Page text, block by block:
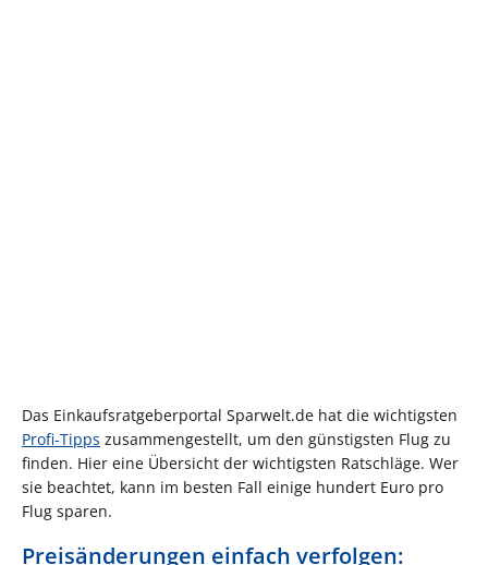
Das Einkaufsratgeberportal Sparwelt.de hat die wichtigsten
Profi-Tipps zusammengestellt, um den günstigsten Flug zu
finden. Hier eine Übersicht der wichtigsten Ratschläge. Wer
sie beachtet, kann im besten Fall einige hundert Euro pro
Flug sparen.
Preisänderungen einfach verfolgen: